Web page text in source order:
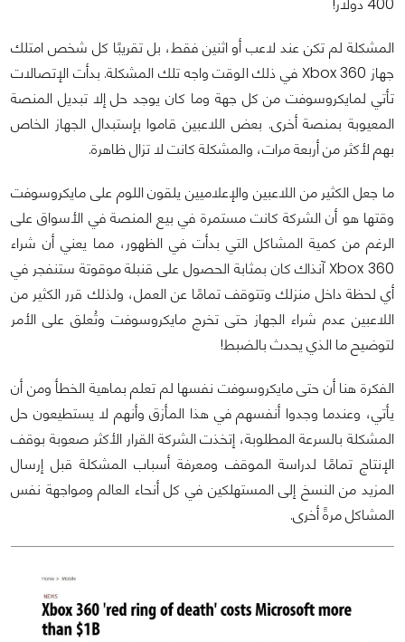
400 دولار!
المشكلة لم تكن عند لاعب أو اثنين فقط، بل تقريبًا كل شخص امتلك
جهاز Xbox 360 في ذلك الوقت واجه تلك المشكلة. بدأت الإتصالات
تأتي لمايكروسوفت من كل جهة وما كان يوجد حل إلا تبديل المنصة
المعيوبة بمنصة أخرى. بعض اللاعبين قاموا بإستبدال الجهاز الخاص
بهم لأكثر من أربعة مرات، والمشكلة كانت لا تزال ظاهرة.
ما جعل الكثير من اللاعبين والإعلاميين يلقون اللوم على مايكروسوفت
وقتها هو أن الشركة كانت مستمرة في بيع المنصة في الأسواق على
الرغم من كمية المشاكل التي بدأت في الظهور، مما يعني أن شراء
Xbox 360 آنذاك كان بمثابة الحصول على قنبلة موقوتة ستنفجر في
أي لحظة داخل منزلك وتتوقف تمامًا عن العمل، ولذلك قرر الكثير من
اللاعبين عدم شراء الجهاز حتى تخرج مايكروسوفت وتُعلق على الأمر
لتوضيح ما الذي يحدث بالضبط!
الفكرة هنا أن حتى مايكروسوفت نفسها لم تعلم بماهية الخطأ ومن أن
يأتي، وعندما وجدوا أنفسهم في هذا المأزق وأنهم لا يستطيعون حل
المشكلة بالسرعة المطلوبة، إتخذت الشركة القرار الأكثر صعوبة بوقف
الإنتاج تمامًا لدراسة الموقف ومعرفة أسباب المشكلة قبل إرسال
المزيد من النسخ إلى المستهلكين في كل أنحاء العالم ومواجهة نفس
المشاكل مرةً أخرى.